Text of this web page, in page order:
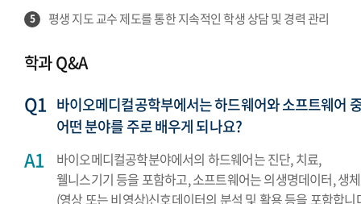
5 평생 지도 교수 제도를 통한 지속적인 학생 상담 및 경력 관리
학과 Q&A
바이오메디컬공학부에서는 하드웨어와 소프트웨어
어떤 분야를 주로 배우게 되나요?
바이오메디컬공학분야에서의 하드웨어는 진단, 치료,
웰니스기기 등을 포함하고, 소프트웨어는 의생명데이터, 생체
(영상 또는 비영상)신호데이터의 분석 및 활용 등을 포함합니